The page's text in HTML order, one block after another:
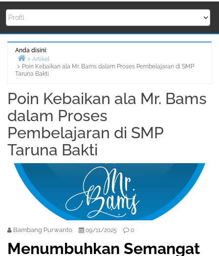
Anda disini:
Beranda
Artikel
Poin Kebaikan ala Mr. Bams dalam Proses Pembelajaran di SMP
Taruna Bakti
Poin Kebaikan ala Mr. Bams
dalam Proses
Pembelajaran di SMP
Taruna Bakti
Bambang Purwanto 09/11/2025 0
Menumbuhkan Semangat